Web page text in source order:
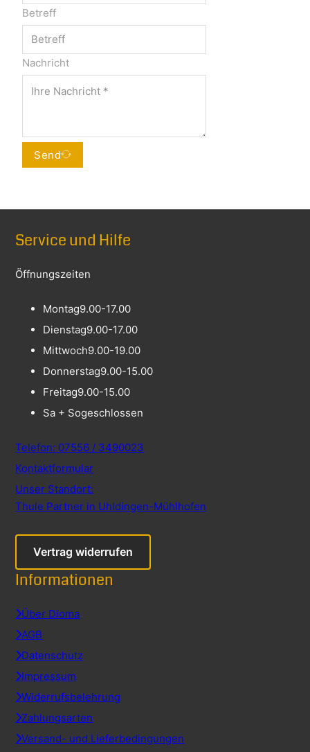
Betreff
Nachricht
Send
Service und Hilfe
Öffnungszeiten
Montag9.00-17.00
Dienstag9.00-17.00
Mittwoch9.00-19.00
Donnerstag9.00-15.00
Freitag9.00-15.00
Sa + Sogeschlossen
Telefon: 07556 / 3490023
Kontaktformular
Unser Standort:
Thule Partner in Uhldingen-Mühlhofen
Vertrag widerrufen
Informationen
Über Dioma
AGB
Datenschutz
Impressum
Widerrufsbelehrung
Zahlungsarten
Versand- und Lieferbedingungen